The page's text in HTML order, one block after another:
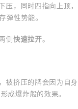
压，同时四指向上顶
弹性势能。
侧 快速拉开。
被挤压的牌会因为自
成爆炸般的效果。